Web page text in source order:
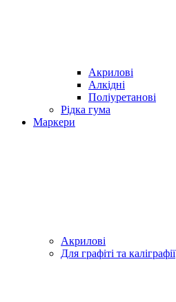
Акрилові
Алкідні
Поліуретанові
Рідка гума
Маркери
Акрилові
Для графіті та каліграфії